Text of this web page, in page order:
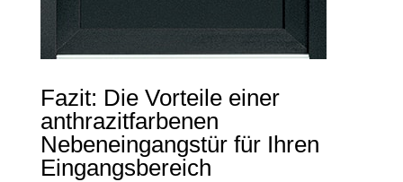
Fazit: Die Vorteile einer
anthrazitfarbenen
Nebeneingangstür für Ihren
Eingangsbereich